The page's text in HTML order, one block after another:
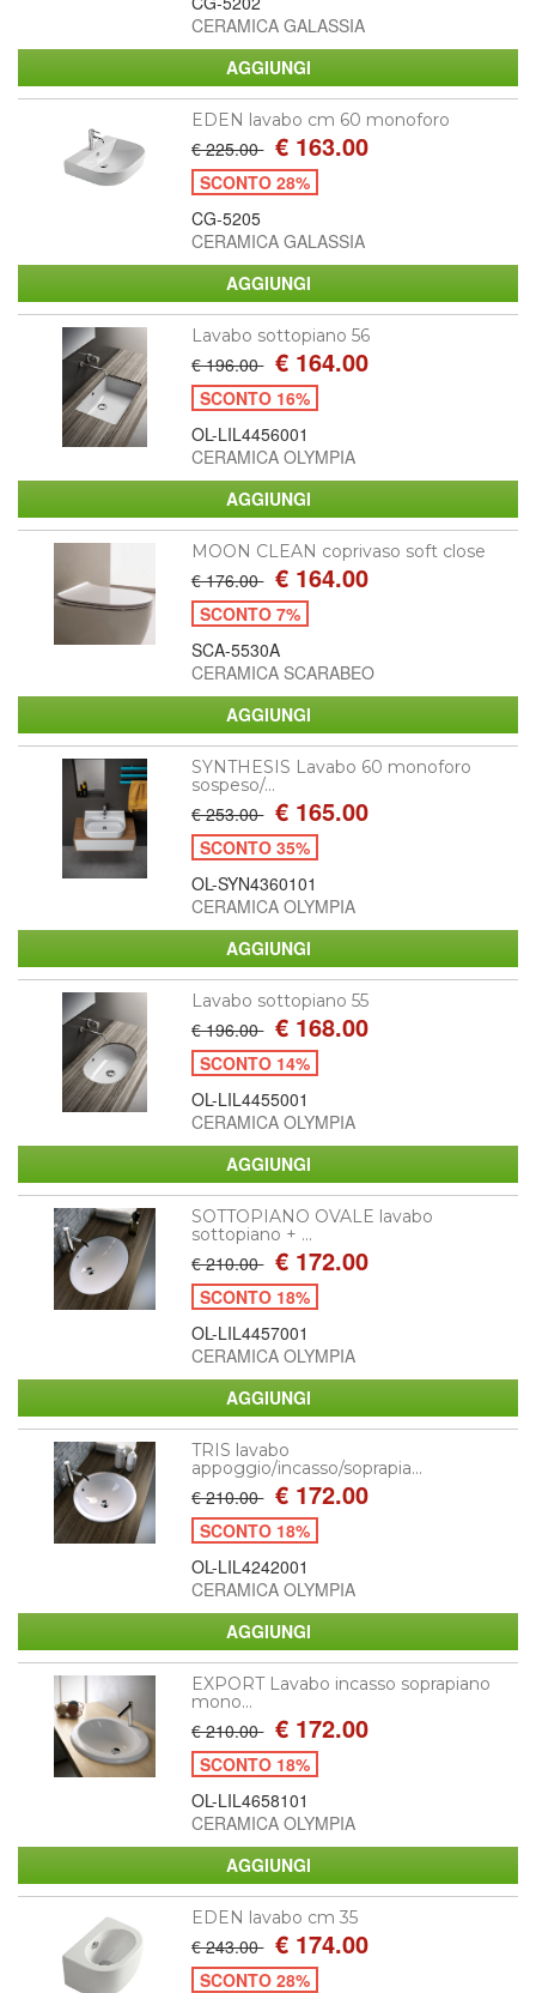
CERAMICA GALASSIA
EDEN lavabo cm 60 monoforo
€ 225.00 € 163.00
SCONTO 28%
CG-5205
CERAMICA GALASSIA
Lavabo sottopiano 56
€ 196.00 € 164.00
SCONTO 16%
OL-LIL4456001
CERAMICA OLYMPIA
MOON CLEAN coprivaso soft close
€ 176.00 € 164.00
SCONTO 7%
SCA-5530A
CERAMICA SCARABEO
SYNTHESIS Lavabo 60 monoforo
sospeso/...
€ 253.00 € 165.00
SCONTO 35%
OL-SYN4360101
CERAMICA OLYMPIA
Lavabo sottopiano 55
€ 196.00 € 168.00
SCONTO 14%
OL-LIL4455001
CERAMICA OLYMPIA
SOTTOPIANO OVALE lavabo
sottopiano + ...
€ 210.00 € 172.00
SCONTO 18%
OL-LIL4457001
CERAMICA OLYMPIA
TRIS lavabo
appoggio/incasso/soprapia...
€ 210.00 € 172.00
SCONTO 18%
OL-LIL4242001
CERAMICA OLYMPIA
EXPORT Lavabo incasso soprapiano
mono...
€ 210.00 € 172.00
SCONTO 18%
OL-LIL4658101
CERAMICA OLYMPIA
EDEN lavabo cm 35
€ 243.00 € 174.00
SCONTO 28%